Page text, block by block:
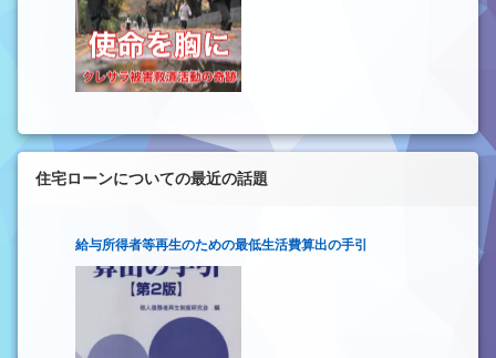
住宅ローンについての最近の話題
給与所得者等再生のための最低生活費算出の手引